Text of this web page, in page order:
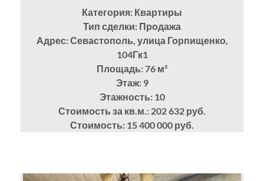
Категория: Квартиры
Тип сделки: Продажа
Адрес: Севастополь, улица Горпищенко,
104Гк1
Площадь: 76 м²
Этаж: 9
Этажность: 10
Стоимость за кв.м.: 202 632 руб.
Стоимость: 15 400 000 руб.